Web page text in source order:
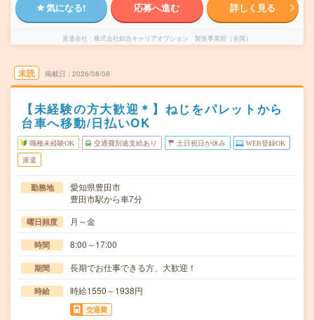
気になる! 応募へ進む 詳しく見る
派遣会社 株式会社綜合キャリアオプション 製造事業部（全国）
未読 掲載日 2026/08/08
【未経験の方大歓迎＊】ねじをパレットから
台車へ移動/日払いOK
職種未経験OK 交通費別途支給あり 土日祝日が休み WEB登録OK
派遣
勤務地
愛知県豊田市
豊田市駅から車7分
曜日頻度 月～金
時間 8:00～17:00
期間 長期でお仕事できる方、大歓迎！
時給 時給1550～1938円
交通費